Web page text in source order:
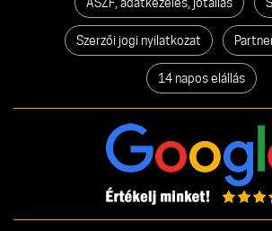
Szerzői jogi nyilatkozat
14 napos elállás